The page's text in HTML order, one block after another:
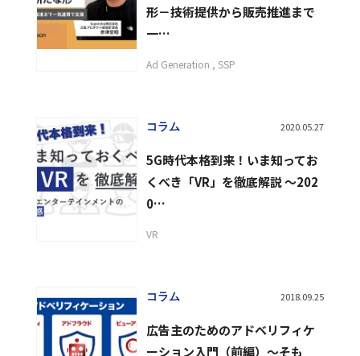
形－技術提供から販売推進まで
一…
Ad Generation SSP
コラム 2020.05.27
5G時代本格到来！いま知ってお
くべき「VR」を徹底解説 〜202
0…
VR
コラム 2018.09.25
広告主のためのアドベリフィケ
ーション入門（前編）〜そも